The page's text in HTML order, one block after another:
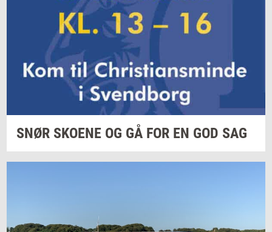
SNØR SKO­E­NE OG GÅ FOR EN GOD SAG